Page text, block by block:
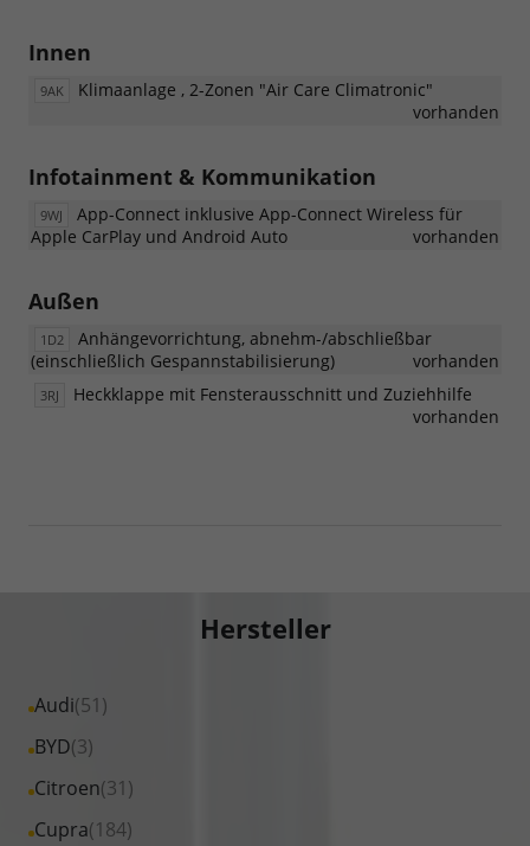
Innen
9AK
Klimaanlage , 2-Zonen "Air Care Climatronic"
vorhanden
Infotainment & Kommunikation
9WJ
App-Connect inklusive App-Connect Wireless für
Apple CarPlay und Android Auto
vorhanden
Außen
1D2
Anhängevorrichtung, abnehm-/abschließbar
(einschließlich Gespannstabilisierung)
vorhanden
3RJ
Heckklappe mit Fensterausschnitt und Zuziehhilfe
vorhanden
Hersteller
Audi(51)
Alle
Fahrzeuge
Audi
anzeigen
BYD(3)
Alle
Fahrzeuge
Citroen(31)
Alle
Fahrzeuge
Cupra(184)
Alle